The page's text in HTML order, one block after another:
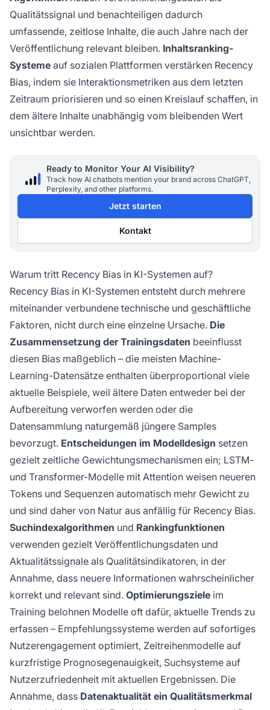
Qualitätssignal und benachteiligen dadurch
umfassende, zeitlose Inhalte, die auch Jahre nach der
Veröffentlichung relevant bleiben. Inhaltsranking-
Systeme auf sozialen Plattformen verstärken Recency
Bias, indem sie Interaktionsmetriken aus dem letzten
Zeitraum priorisieren und so einen Kreislauf schaffen, in
dem ältere Inhalte unabhängig vom bleibenden Wert
unsichtbar werden.
Ready to Monitor Your AI Visibility?
Track how AI chatbots mention your brand across ChatGPT,
Perplexity, and other platforms.
Jetzt starten
Kontakt
Warum tritt Recency Bias in KI-Systemen auf?
Recency Bias in KI-Systemen entsteht durch mehrere
miteinander verbundene technische und geschäftliche
Faktoren, nicht durch eine einzelne Ursache. Die
Zusammensetzung der Trainingsdaten beeinflusst
diesen Bias maßgeblich – die meisten Machine-
Learning-Datensätze enthalten überproportional viele
aktuelle Beispiele, weil ältere Daten entweder bei der
Aufbereitung verworfen werden oder die
Datensammlung naturgemäß jüngere Samples
bevorzugt. Entscheidungen im Modelldesign setzen
gezielt zeitliche Gewichtungsmechanismen ein; LSTM-
und Transformer-Modelle mit Attention weisen neueren
Tokens und Sequenzen automatisch mehr Gewicht zu
und sind daher von Natur aus anfällig für Recency Bias.
Suchindexalgorithmen und Rankingfunktionen
verwenden gezielt Veröffentlichungsdaten und
Aktualitätssignale als Qualitätsindikatoren, in der
Annahme, dass neuere Informationen wahrscheinlicher
korrekt und relevant sind. Optimierungsziele im
Training belohnen Modelle oft dafür, aktuelle Trends zu
erfassen – Empfehlungssysteme werden auf sofortiges
Nutzerengagement optimiert, Zeitreihenmodelle auf
kurzfristige Prognosegenauigkeit, Suchsysteme auf
Nutzerzufriedenheit mit aktuellen Ergebnissen. Die
Annahme, dass Datenaktualität ein Qualitätsmerkmal